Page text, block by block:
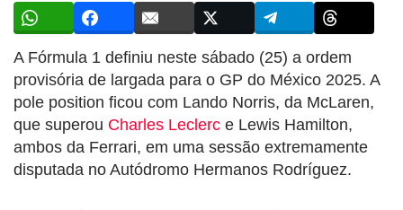
A Fórmula 1 definiu neste sábado (25) a ordem
provisória de largada para o GP do México 2025. A
pole position ficou com Lando Norris, da McLaren,
que superou Charles Leclerc e Lewis Hamilton,
ambos da Ferrari, em uma sessão extremamente
disputada no Autódromo Hermanos Rodríguez.